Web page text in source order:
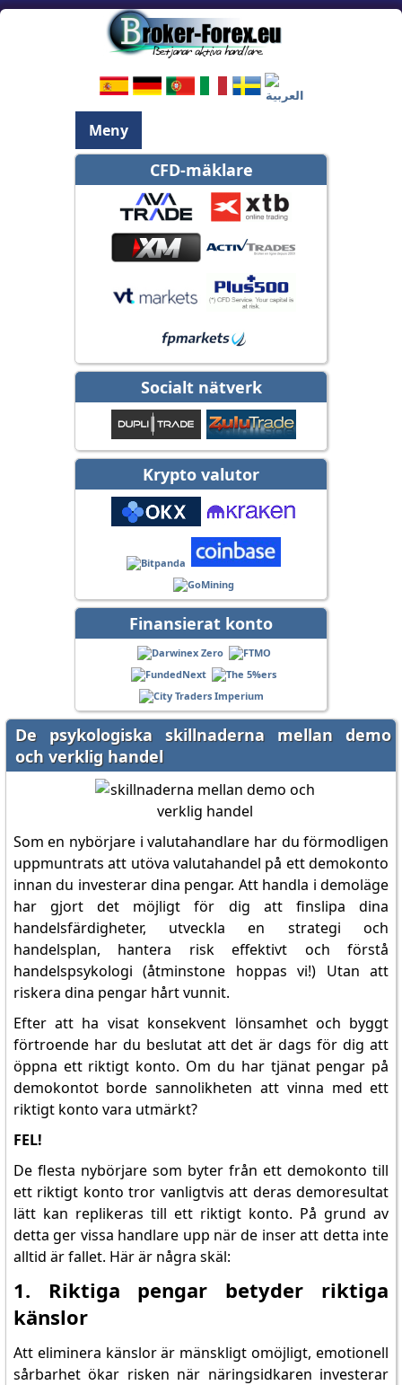
Meny
CFD-mäklare
Socialt nätverk
Krypto valutor
Finansierat konto
De psykologiska skillnaderna mellan demo
och verklig handel
Som en nybörjare i valutahandlare har du förmodligen
uppmuntrats att utöva valutahandel på ett demokonto
innan du investerar dina pengar. Att handla i demoläge
har gjort det möjligt för dig att finslipa dina
handelsfärdigheter, utveckla en strategi och
handelsplan, hantera risk effektivt och förstå
handelspsykologi (åtminstone hoppas vi!) Utan att
riskera dina pengar hårt vunnit.
Efter att ha visat konsekvent lönsamhet och byggt
förtroende har du beslutat att det är dags för dig att
öppna ett riktigt konto. Om du har tjänat pengar på
demokontot borde sannolikheten att vinna med ett
riktigt konto vara utmärkt?
FEL!
De flesta nybörjare som byter från ett demokonto till
ett riktigt konto tror vanligtvis att deras demoresultat
lätt kan replikeras till ett riktigt konto. På grund av
detta ger vissa handlare upp när de inser att detta inte
alltid är fallet. Här är några skäl:
1. Riktiga pengar betyder riktiga
känslor
Att eliminera känslor är mänskligt omöjligt, emotionell
sårbarhet ökar risken när näringsidkaren investerar